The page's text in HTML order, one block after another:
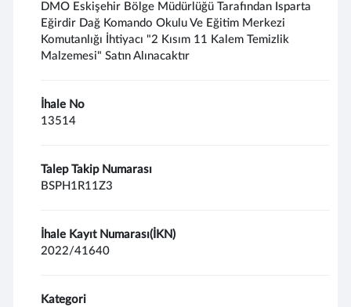
DMO Eskişehir Bölge Müdürlüğü Tarafından Isparta
Eğirdir Dağ Komando Okulu Ve Eğitim Merkezi
Komutanlığı İhtiyacı "2 Kısım 11 Kalem Temizlik
Malzemesi" Satın Alınacaktır
İhale No
13514
Talep Takip Numarası
BSPH1R11Z3
İhale Kayıt Numarası(İKN)
2022/41640
Kategori